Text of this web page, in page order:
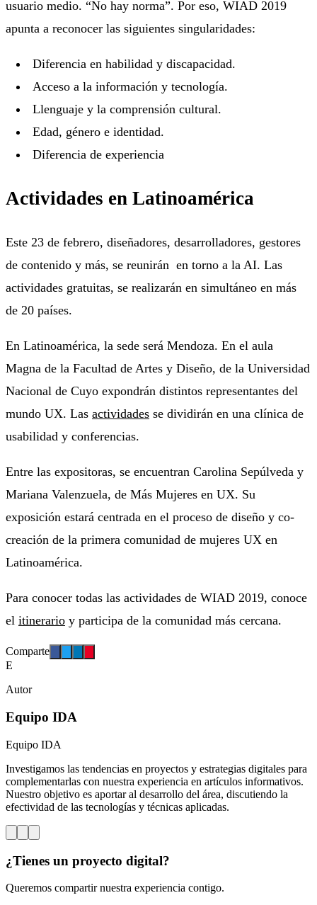
usuario medio. “No hay norma”. Por eso, WIAD 2019
apunta a reconocer las siguientes singularidades:
Diferencia en habilidad y discapacidad.
Acceso a la información y tecnología.
Llenguaje y la comprensión cultural.
Edad, género e identidad.
Diferencia de experiencia
Actividades en Latinoamérica
Este 23 de febrero, diseñadores, desarrolladores, gestores
de contenido y más, se reunirán en torno a la AI. Las
actividades gratuitas, se realizarán en simultáneo en más
de 20 países.
En Latinoamérica, la sede será Mendoza. En el aula
Magna de la Facultad de Artes y Diseño, de la Universidad
Nacional de Cuyo expondrán distintos representantes del
mundo UX. Las actividades se dividirán en una clínica de
usabilidad y conferencias.
Entre las expositoras, se encuentran Carolina Sepúlveda y
Mariana Valenzuela, de Más Mujeres en UX. Su
exposición estará centrada en el proceso de diseño y co-
creación de la primera comunidad de mujeres UX en
Latinoamérica.
Para conocer todas las actividades de WIAD 2019, conoce
el itinerario y participa de la comunidad más cercana.
Comparte
E
Autor
Equipo IDA
Equipo IDA
Investigamos las tendencias en proyectos y estrategias digitales para
complementarlas con nuestra experiencia en artículos informativos.
Nuestro objetivo es aportar al desarrollo del área, discutiendo la
efectividad de las tecnologías y técnicas aplicadas.
¿Tienes un proyecto digital?
Queremos compartir nuestra experiencia contigo.